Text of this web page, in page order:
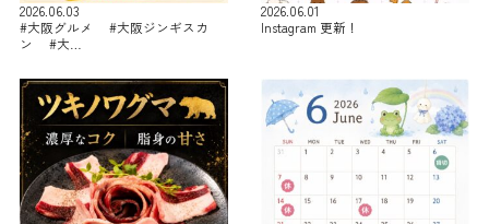
2026.06.03
#大阪グルメ #大阪ジンギスカ
ン #大…
2026.06.01
Instagram 更新！